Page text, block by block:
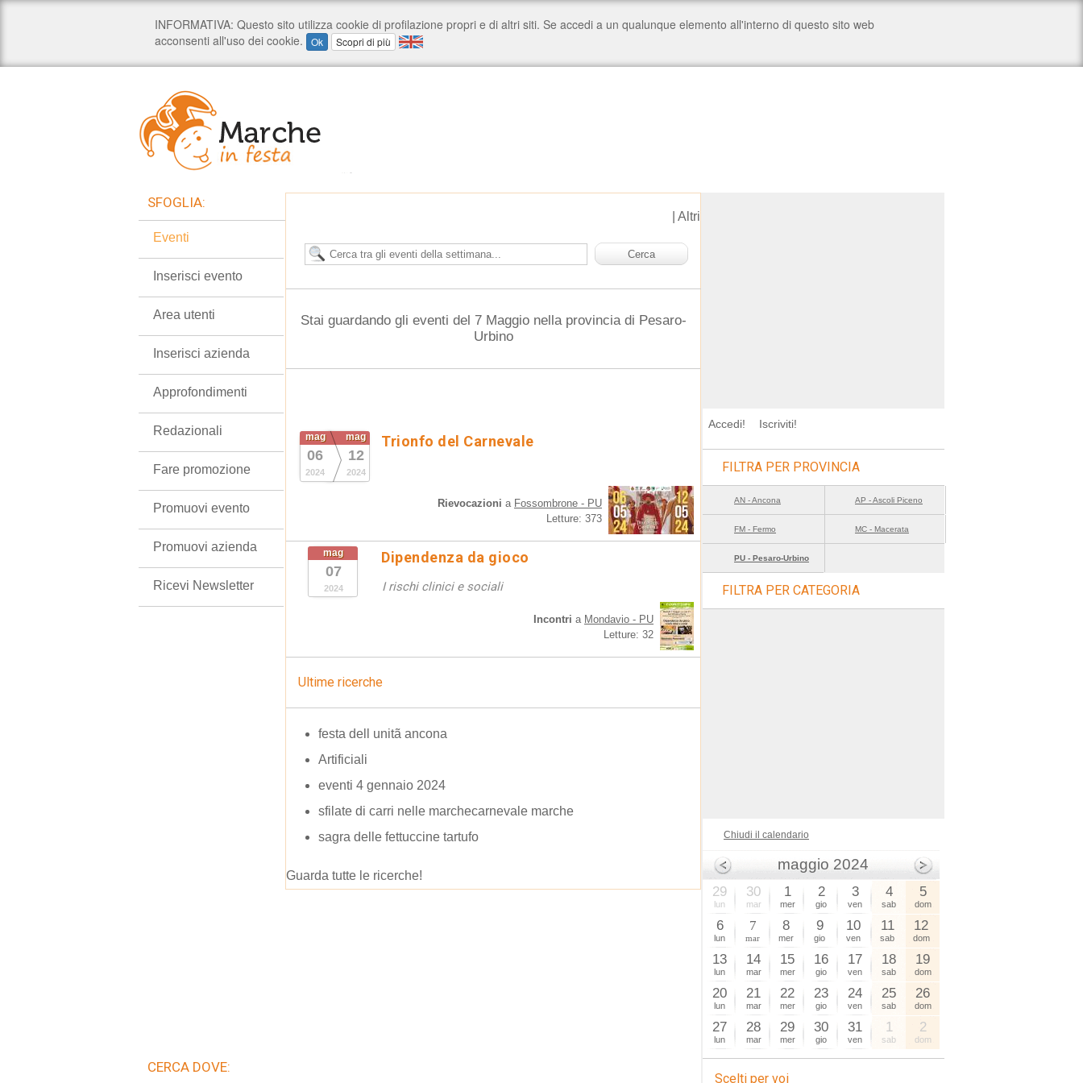
Altri
Stai guardando gli eventi del 7 Maggio nella provincia di Pesaro-
Urbino
mag
06
2024
mag
12
2024
Trionfo del Carnevale
Rievocazioni a Fossombrone - PU
Letture: 373
mag
07
2024
Dipendenza da gioco
I rischi clinici e sociali
Incontri a Mondavio - PU
Letture: 32
Ultime ricerche
festa dell unitã ancona
Artificiali
eventi 4 gennaio 2024
sfilate di carri nelle marchecarnevale marche
sagra delle fettuccine tartufo
Guarda tutte le ricerche!
SFOGLIA:
Eventi
Inserisci evento
Area utenti
Inserisci azienda
Approfondimenti
Redazionali
Fare promozione
Promuovi evento
Promuovi azienda
Ricevi Newsletter
CERCA DOVE:
Accedi! Iscriviti!
FILTRA PER PROVINCIA
AN - Ancona AP - Ascoli Piceno
FM - Fermo MC - Macerata
PU - Pesaro-Urbino
FILTRA PER CATEGORIA
Chiudi il calendario
maggio 2024
29
lun
30
mar
1
mer
2
gio
3
ven
4
sab
5
dom
6
lun
7
mar
8
mer
9
gio
10
ven
11
sab
12
dom
13
lun
14
mar
15
mer
16
gio
17
ven
18
sab
19
dom
20
lun
21
mar
22
mer
23
gio
24
ven
25
sab
26
dom
27
lun
28
mar
29
mer
30
gio
31
ven
1
sab
2
dom
Scelti per voi